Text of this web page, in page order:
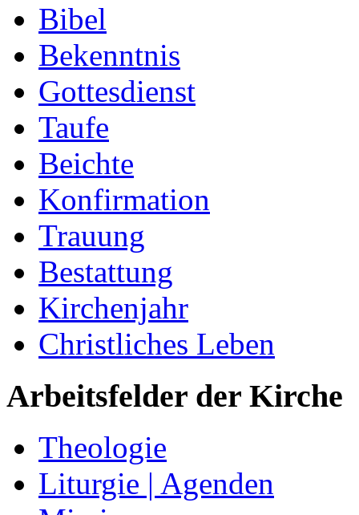
Bibel
Bekenntnis
Gottesdienst
Taufe
Beichte
Konfirmation
Trauung
Bestattung
Kirchenjahr
Christliches Leben
Arbeitsfelder der Kirche
Theologie
Liturgie | Agenden